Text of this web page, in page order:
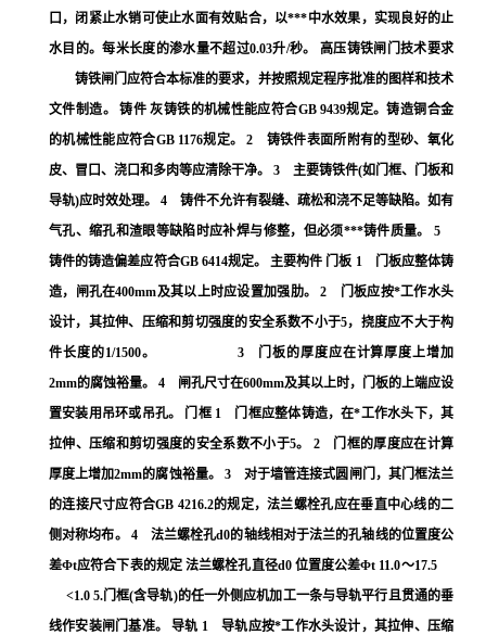
口，闭紧止水销可使止水面有效贴合，以***中水效果，实现良好的止
水目的。每米长度的渗水量不超过0.03升/秒。 高压铸铁闸门技术要求
铸铁闸门应符合本标准的要求，并按照规定程序批准的图样和技术
文件制造。 铸件 灰铸铁的机械性能应符合GB 9439规定。铸造铜合金
的机械性能应符合GB 1176规定。 2 铸铁件表面所附有的型砂、氧化
皮、冒口、浇口和多肉等应清除干净。 3 主要铸铁件(如门框、门板和
导轨)应时效处理。 4 铸件不允许有裂缝、疏松和浇不足等缺陷。如有
气孔、缩孔和渣眼等缺陷时应补焊与修整，但必须***铸件质量。 5
铸件的铸造偏差应符合GB 6414规定。 主要构件 门板 1 门板应整体铸
造，闸孔在400mm及其以上时应设置加强肋。 2 门板应按*工作水头
设计，其拉伸、压缩和剪切强度的安全系数不小于5，挠度应不大于构
件长度的1/1500。 3 门板的厚度应在计算厚度上增加
2mm的腐蚀裕量。 4 闸孔尺寸在600mm及其以上时，门板的上端应设
置安装用吊环或吊孔。 门框 1 门框应整体铸造，在*工作水头下，其
拉伸、压缩和剪切强度的安全系数不小于5。 2 门框的厚度应在计算
厚度上增加2mm的腐蚀裕量。 3 对于墙管连接式圆闸门，其门框法兰
的连接尺寸应符合GB 4216.2的规定，法兰螺栓孔应在垂直中心线的二
侧对称均布。 4 法兰螺栓孔d0的轴线相对于法兰的孔轴线的位置度公
差Φt应符合下表的规定 法兰螺栓孔直径d0 位置度公差Φt 11.0～17.5
<1.0 5.门框(含导轨)的任一外侧应机加工一条与导轨平行且贯通的垂
线作安装闸门基准。 导轨 1 导轨应按*工作水头设计，其拉伸、压缩